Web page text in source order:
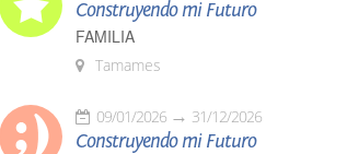
Construyendo mi Futuro
FAMILIA
Tamames
09/01/2026 31/12/2026
Construyendo mi Futuro